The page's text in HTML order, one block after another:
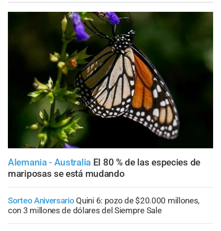
Alemania - Australia El 80 % de las especies de
mariposas se está mudando
Sorteo Aniversario Quini 6: pozo de $20.000 millones,
con 3 millones de dólares del Siempre Sale